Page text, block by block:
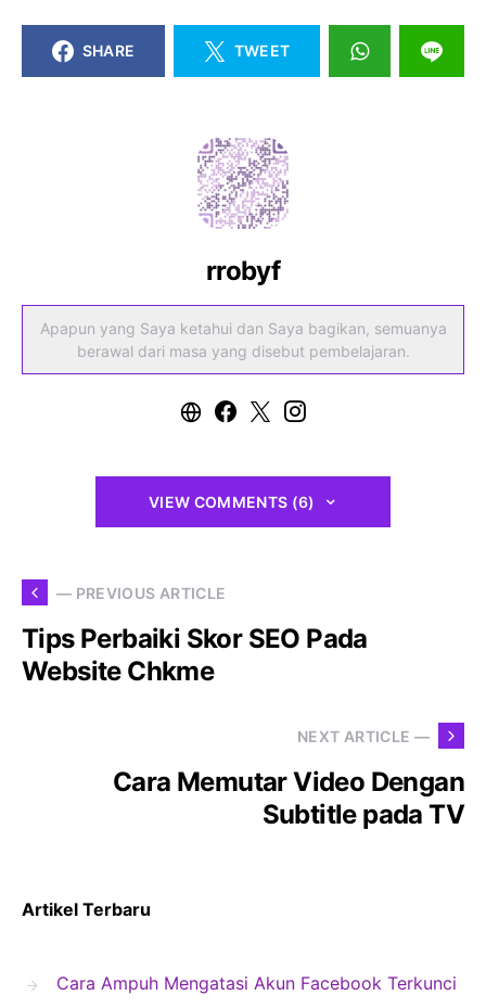
SHARE TWEET
rrobyf
Apapun yang Saya ketahui dan Saya bagikan, semuanya
berawal dari masa yang disebut pembelajaran.
VIEW COMMENTS (6)
— PREVIOUS ARTICLE
Tips Perbaiki Skor SEO Pada
Website Chkme
NEXT ARTICLE —
Cara Memutar Video Dengan
Subtitle pada TV
Artikel Terbaru
Cara Ampuh Mengatasi Akun Facebook Terkunci